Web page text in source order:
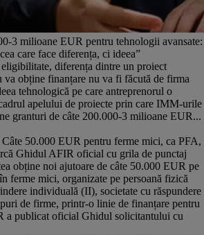
3 milioane EUR pentru tehnologii avansate:
care face diferența, ci ideea”
diferența dintre un proiect
va obține finanțare nu va fi făcută de firma
tehnologică pe care antreprenorul o
apelului de proiecte prin care IMM-urile
granturi de câte 200.000-3 milioane EUR...
50.000 EUR pentru ferme mici, ca PFA,
Ghidul AFIR oficial cu grila de punctaj
obține noi ajutoare de câte 50.000 EUR pe
ferme mici, organizate pe persoană fizică
individuală (II), societate cu răspundere
de firme, printr-o linie de finanțare pentru
a publicat oficial Ghidul solicitantului cu